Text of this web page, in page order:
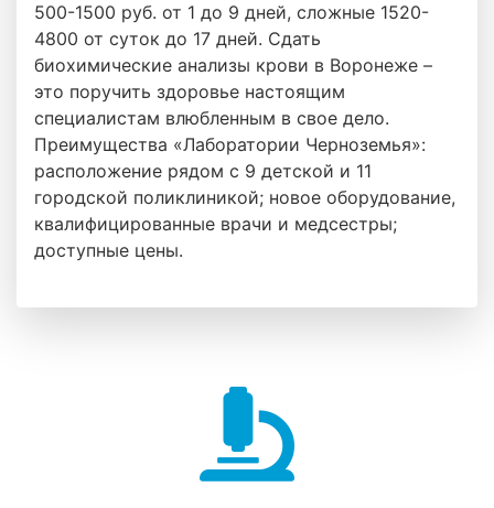
500-1500 руб. от 1 до 9 дней, сложные 1520-
4800 от суток до 17 дней. Сдать
биохимические анализы крови в Воронеже –
это поручить здоровье настоящим
специалистам влюбленным в свое дело.
Преимущества «Лаборатории Черноземья»:
расположение рядом с 9 детской и 11
городской поликлиникой; новое оборудование,
квалифицированные врачи и медсестры;
доступные цены.